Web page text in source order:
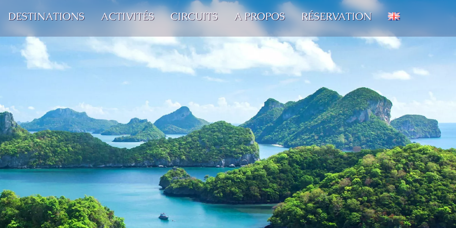
DESTINATIONS ACTIVITÉS CIRCUITS A PROPOS RÉSERVATION